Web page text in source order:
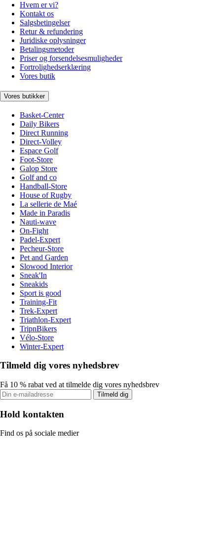
Hvem er vi?
Kontakt os
Salgsbetingelser
Retur & refundering
Juridiske oplysninger
Betalingsmetoder
Priser og forsendelsesmuligheder
Fortrolighedserklæring
Vores butik
Vores butikker
Basket-Center
Daily Bikers
Direct Running
Direct-Volley
Espace Golf
Foot-Store
Galop Store
Golf and co
Handball-Store
House of Rugby
La sellerie de Maé
Made in Paradis
Nauti-wave
On-Fight
Padel-Expert
Pecheur-Store
Pet and Garden
Slowood Interior
Sneak'In
Sneakids
Sport is good
Training-Fit
Trek-Expert
Triathlon-Expert
TripnBikers
Vélo-Store
Winter-Expert
Tilmeld dig vores nyhedsbrev
Få 10 % rabat ved at tilmelde dig vores nyhedsbrev
Tilmeld dig
Hold kontakten
Find os på sociale medier